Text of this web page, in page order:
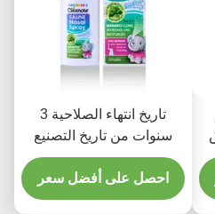
تاريخ انتهاء الصلاحية 3
سنوات من تاريخ التصنيع
بخاخ أنف ملحي معتمد من
إدارة الغذاء والدواء الأمريكية
للأنف الجاف مناسب لجميع
احصل على أفضل سعر